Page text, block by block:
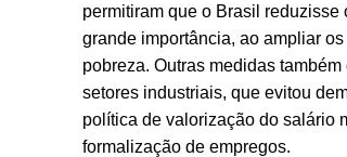
permitiram que o Brasil
grande importância, ao ampliar
pobreza. Outras medidas
setores industriais, que evitou
política de valorização do salário
formalização de empregos.